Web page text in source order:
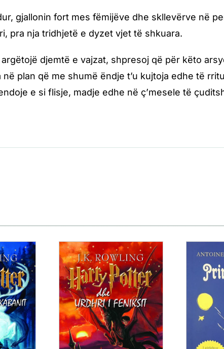
gjallonin fort mes fëmijëve dhe skllevërve në
pra nja tridhjetë e dyzet vjet të shkuara.
djemtë e vajzat, shpresoj që për këto
plan që me shumë ëndje t’u kujtoja edhe të
e si flisje, madje edhe në ç’mesele të